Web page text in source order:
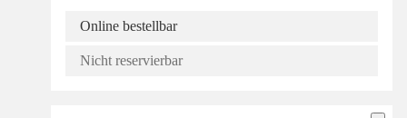
Online bestellbar
Nicht reservierbar